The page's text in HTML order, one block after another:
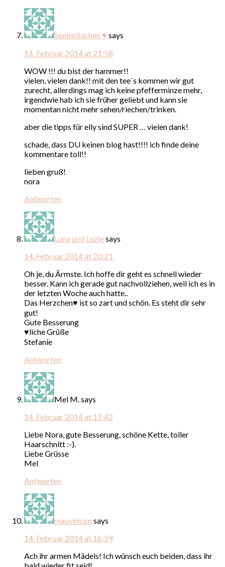
SeelenSachen ♥ says
14. Februar 2014 at 21:58
WOW !!! du bist der hammer!!
vielen, vielen dank!! mit den tee`s kommen wir gut
zurecht, allerdings mag ich keine pfefferminze mehr,
irgendwie hab ich sie früher geliebt und kann sie
momentan nicht mehr sehen/riechen/trinken.
aber die tipps für elly sind SUPER … vielen dank!
schade, dass DU keinen blog hast!!!! ich finde deine
kommentare toll!!
lieben gruß!
nora
Antworten
Luna und Luziesays
14. Februar 2014 at 20:21
Oh je, du Ärmste. Ich hoffe dir geht es schnell wieder
besser. Kann ich gerade gut nachvollziehen, weil ich es in
der letzten Woche auch hatte..
Das Herzchen♥ ist so zart und schön. Es steht dir sehr
gut!
Gute Besserung
♥liche Grüße
Stefanie
Antworten
Mel M. says
14. Februar 2014 at 17:42
Liebe Nora, gute Besserung, schöne Kette, toller
Haarschnitt :-).
Liebe Grüsse
Mel
Antworten
mausimom says
14. Februar 2014 at 16:59
Ach ihr armen Mädels! Ich wünsch euch beiden, dass ihr
bald wieder fit seid!